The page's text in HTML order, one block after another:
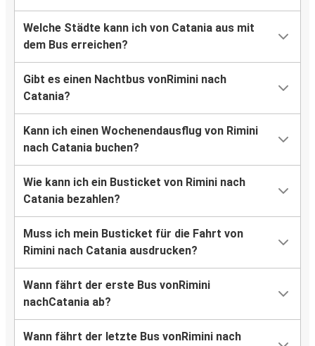
Welche Städte kann ich von Catania aus mit
dem Bus erreichen?
Gibt es einen Nachtbus vonRimini nach
Catania?
Kann ich einen Wochenendausflug von Rimini
nach Catania buchen?
Wie kann ich ein Busticket von Rimini nach
Catania bezahlen?
Muss ich mein Busticket für die Fahrt von
Rimini nach Catania ausdrucken?
Wann fährt der erste Bus vonRimini
nachCatania ab?
Wann fährt der letzte Bus vonRimini nach